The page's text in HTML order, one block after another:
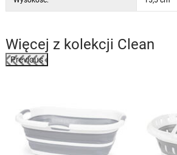
Wymiary złożonego koszyka: 28 x 38 x 5,5 cm
Więcej z kolekcji Clean
Previous